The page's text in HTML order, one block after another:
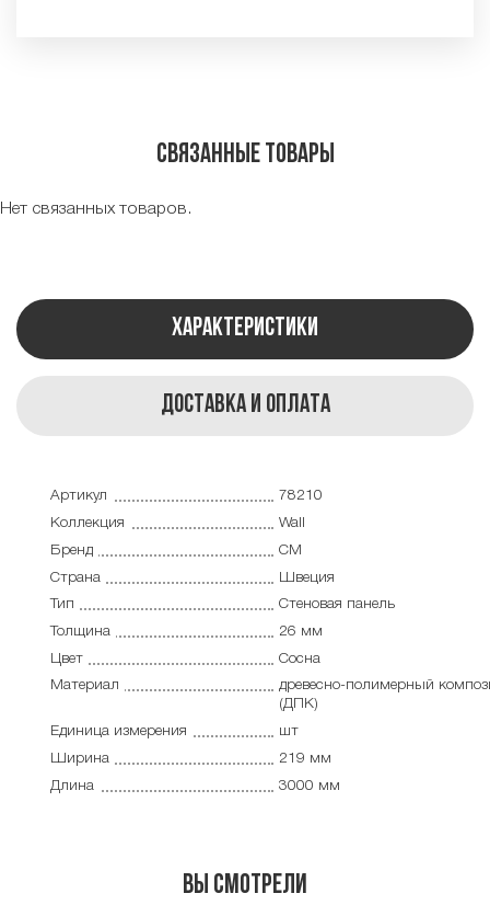
Связанные товары
Нет связанных товаров.
Характеристики
Доставка и оплата
Артикул
78210
Коллекция
Wall
Бренд
CM
Страна
Швеция
Тип
Cтеновая панель
Толщина
26 мм
Цвет
Сосна
Материал
древесно-полимерный
(ДПК)
Единица измерения
шт
Ширина
219 мм
Длина
3000 мм
Вы смотрели